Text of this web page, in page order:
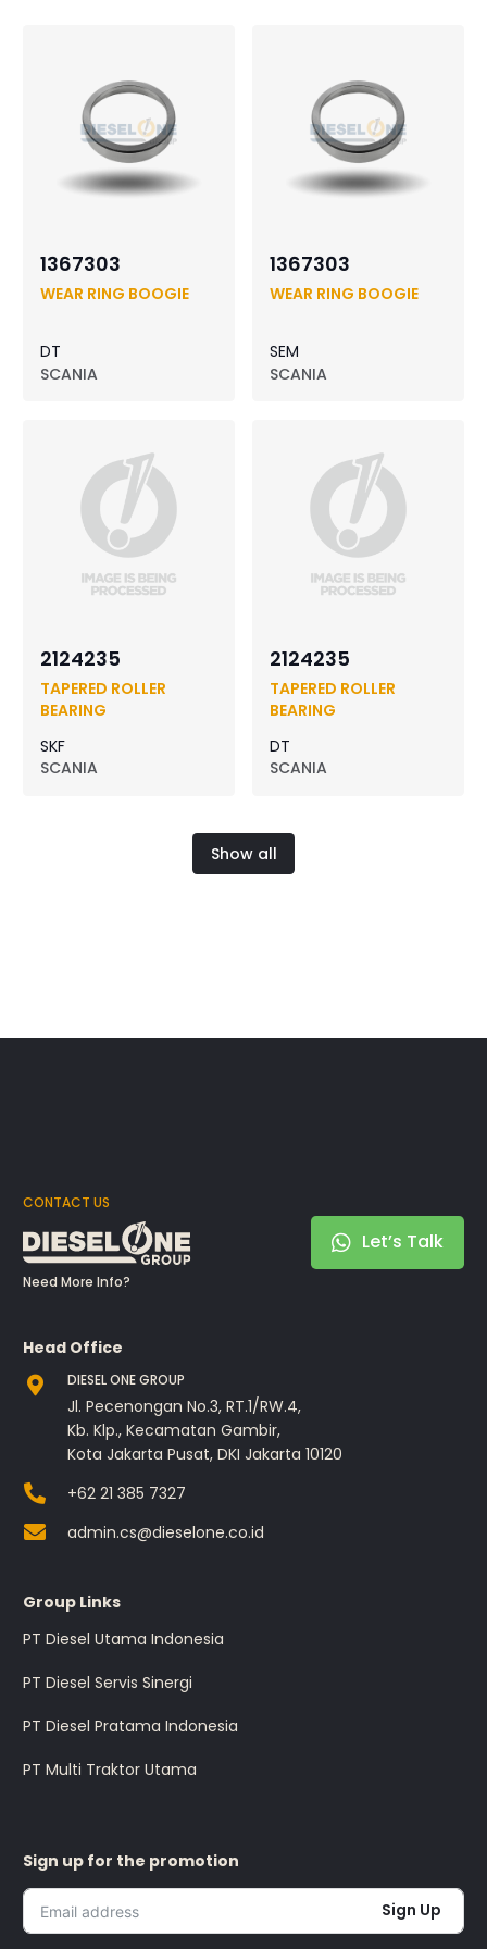
1367303
WEAR RING BOOGIE
DT
SCANIA
1367303
WEAR RING BOOGIE
SEM
SCANIA
2124235
TAPERED ROLLER
BEARING
SKF
SCANIA
2124235
TAPERED ROLLER
BEARING
DT
SCANIA
Show all
CONTACT US
Need More Info?
Let’s Talk
Head Office
DIESEL ONE GROUP
Jl. Pecenongan No.3, RT.1/RW.4,
Kb. Klp., Kecamatan Gambir,
Kota Jakarta Pusat, DKI Jakarta 10120
+62 21 385 7327
admin.cs@dieselone.co.id
Group Links
PT Diesel Utama Indonesia
PT Diesel Servis Sinergi
PT Diesel Pratama Indonesia
PT Multi Traktor Utama
Sign up for the promotion
Sign Up